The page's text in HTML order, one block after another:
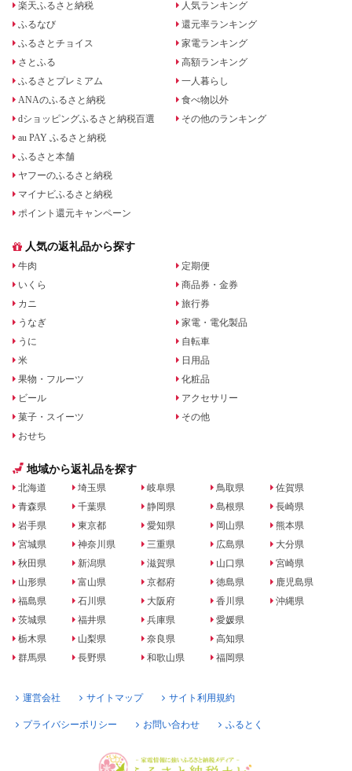
楽天ふるさと納税
ふるなび
ふるさとチョイス
さとふる
ふるさとプレミアム
ANAのふるさと納税
dショッピングふるさと納税百選
au PAY ふるさと納税
ふるさと本舗
ヤフーのふるさと納税
マイナビふるさと納税
ポイント還元キャンペーン
人気ランキング
還元率ランキング
家電ランキング
高額ランキング
一人暮らし
食べ物以外
その他のランキング
人気の返礼品から探す
牛肉
いくら
カニ
うなぎ
うに
米
果物・フルーツ
ビール
菓子・スイーツ
おせち
定期便
商品券・金券
旅行券
家電・電化製品
自転車
日用品
化粧品
アクセサリー
その他
地域から返礼品を探す
北海道
青森県
岩手県
宮城県
秋田県
山形県
福島県
茨城県
栃木県
群馬県
埼玉県
千葉県
東京都
神奈川県
新潟県
富山県
石川県
福井県
山梨県
長野県
岐阜県
静岡県
愛知県
三重県
滋賀県
京都府
大阪府
兵庫県
奈良県
和歌山県
鳥取県
島根県
岡山県
広島県
山口県
徳島県
香川県
愛媛県
高知県
福岡県
佐賀県
長崎県
熊本県
大分県
宮崎県
鹿児島県
沖縄県
運営会社 サイトマップ サイト利用規約
プライバシーポリシー お問い合わせ ふるとく